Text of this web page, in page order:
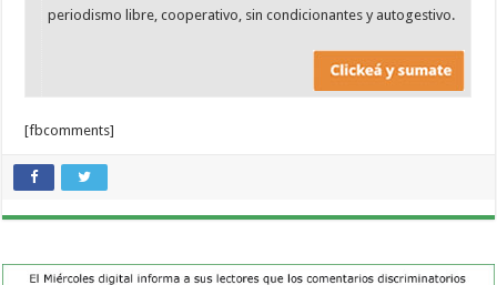
periodismo libre, cooperativo, sin condicionantes y autogestivo.
[fbcomments]